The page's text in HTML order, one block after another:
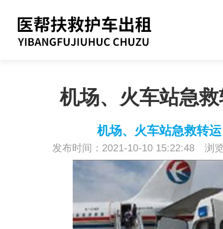
机场、火车站急
机场、火车站急救转运
发布时间：2021-10-10 15:22:48 浏